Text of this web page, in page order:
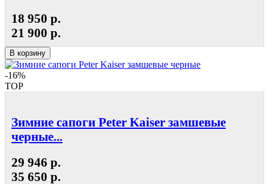
18 950 р.
21 900 р.
В корзину
-16%
TOP
Зимние сапоги Peter Kaiser замшевые
черные...
29 946 р.
35 650 р.